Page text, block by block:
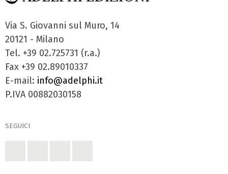
Via S. Giovanni sul Muro, 14
20121 - Milano
Tel. +39 02.725731 (r.a.)
Fax +39 02.89010337
E-mail: info@adelphi.it
P.IVA 00882030158
SEGUICI